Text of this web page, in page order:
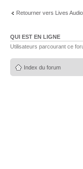
Retourner vers Lives
QUI EST EN LIGNE
Utilisateurs parcourant ce
Index du forum